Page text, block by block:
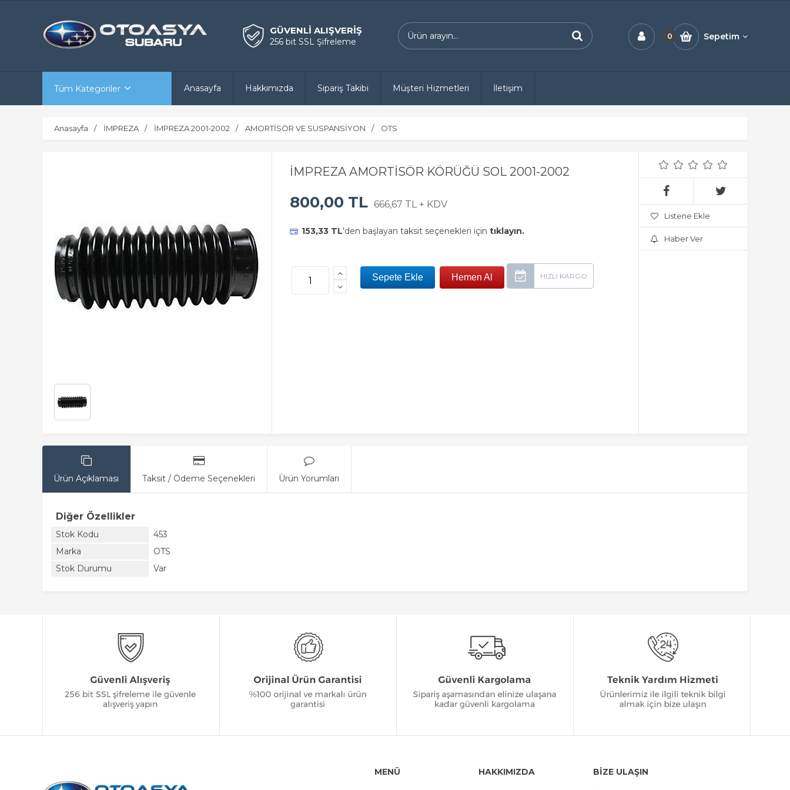
GÜVENLİ ALIŞVERİŞ
256 bit SSL Şifreleme
0 Sepetim
Tüm Kategoriler Anasayfa Hakkımızda Sipariş Takibi Müşteri Hizmetleri İletişim
Anasayfa İMPREZA İMPREZA 2001-2002 AMORTİSÖR VE SÜSPANSİYON OTS
İMPREZA AMORTİSÖR KÖRÜĞÜ SOL 2001-2002
800,00 TL 666,67 TL + KDV
153,33 TL'den başlayan taksit seçenekleri için tıklayın.
Listene Ekle
Haber Ver
Ürün Açıklaması Taksit / Ödeme Seçenekleri Ürün Yorumları
Diğer Özellikler
Stok Kodu
453
Marka
OTS
Stok Durumu
Var
MENÜ HAKKIMIZDA BİZE ULAŞIN